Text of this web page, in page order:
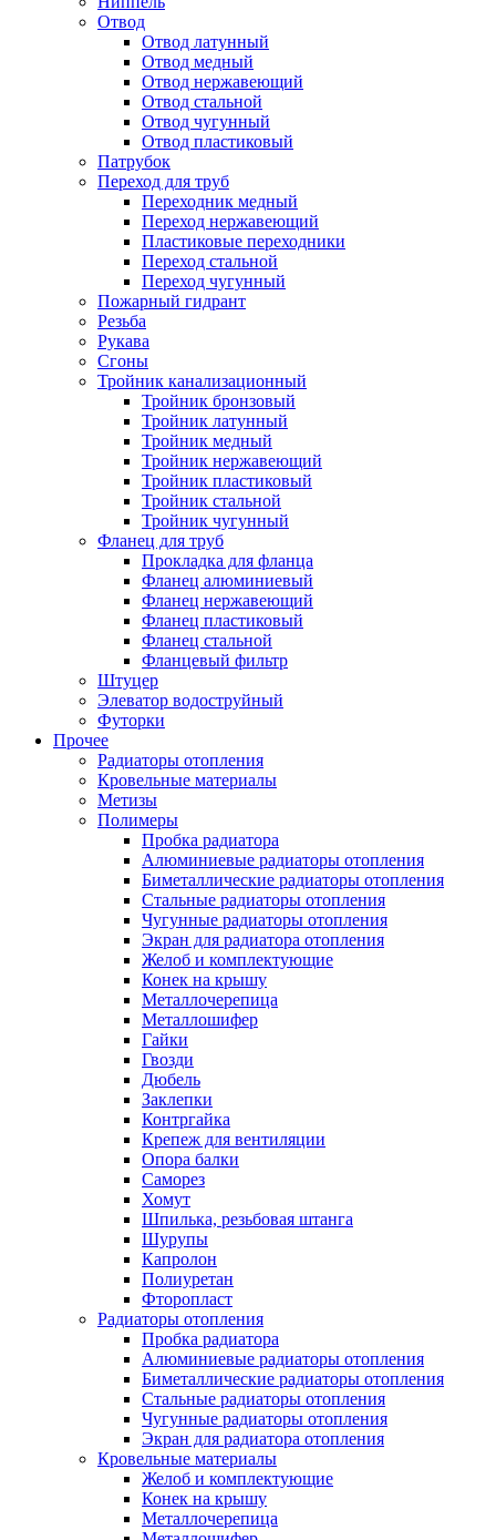
Отвод
Отвод латунный
Отвод медный
Отвод нержавеющий
Отвод стальной
Отвод чугунный
Отвод пластиковый
Патрубок
Переход для труб
Переходник медный
Переход нержавеющий
Пластиковые переходники
Переход стальной
Переход чугунный
Пожарный гидрант
Резьба
Рукава
Сгоны
Тройник канализационный
Тройник бронзовый
Тройник латунный
Тройник медный
Тройник нержавеющий
Тройник пластиковый
Тройник стальной
Тройник чугунный
Фланец для труб
Прокладка для фланца
Фланец алюминиевый
Фланец нержавеющий
Фланец пластиковый
Фланец стальной
Фланцевый фильтр
Штуцер
Элеватор водоструйный
Футорки
Прочее
Радиаторы отопления
Кровельные материалы
Метизы
Полимеры
Пробка радиатора
Алюминиевые радиаторы отопления
Биметаллические радиаторы отопления
Стальные радиаторы отопления
Чугунные радиаторы отопления
Экран для радиатора отопления
Желоб и комплектующие
Конек на крышу
Металлочерепица
Металлошифер
Гайки
Гвозди
Дюбель
Заклепки
Контргайка
Крепеж для вентиляции
Опора балки
Саморез
Хомут
Шпилька, резьбовая штанга
Шурупы
Капролон
Полиуретан
Фторопласт
Радиаторы отопления
Пробка радиатора
Алюминиевые радиаторы отопления
Биметаллические радиаторы отопления
Стальные радиаторы отопления
Чугунные радиаторы отопления
Экран для радиатора отопления
Кровельные материалы
Желоб и комплектующие
Конек на крышу
Металлочерепица